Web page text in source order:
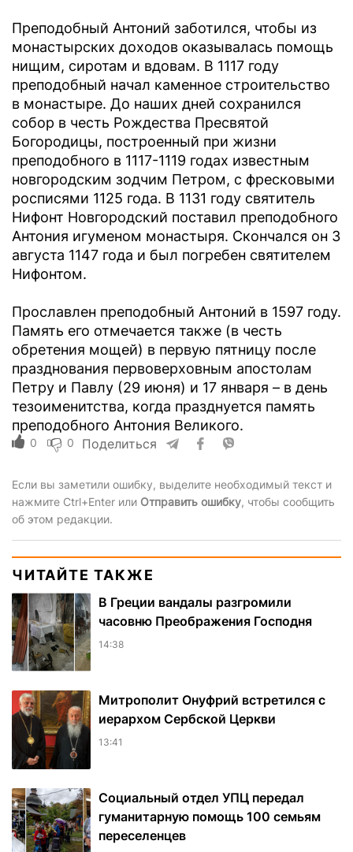
Преподобный Антоний заботился, чтобы из
монастырских доходов оказывалась помощь
нищим, сиротам и вдовам. В 1117 году
преподобный начал каменное строительство
в монастыре. До наших дней сохранился
собор в честь Рождества Пресвятой
Богородицы, построенный при жизни
преподобного в 1117-1119 годах известным
новгородским зодчим Петром, с фресковыми
росписями 1125 года. В 1131 году святитель
Нифонт Новгородский поставил преподобного
Антония игуменом монастыря. Скончался он 3
августа 1147 года и был погребен святителем
Нифонтом.
Прославлен преподобный Антоний в 1597 году.
Память его отмечается также (в честь
обретения мощей) в первую пятницу после
празднования первоверховным апостолам
Петру и Павлу (29 июня) и 17 января – в день
тезоименитства, когда празднуется память
преподобного Антония Великого.
0 0 Поделиться
Если вы заметили ошибку, выделите необходимый текст и
нажмите Ctrl+Enter или Отправить ошибку, чтобы сообщить
об этом редакции.
ЧИТАЙТЕ ТАКЖЕ
В Греции вандалы разгромили
часовню Преображения Господня
14:38
Митрополит Онуфрий встретился с
иерархом Сербской Церкви
13:41
Социальный отдел УПЦ передал
гуманитарную помощь 100 семьям
переселенцев